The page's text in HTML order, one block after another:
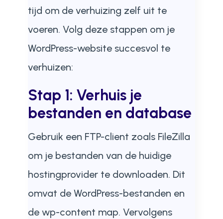
tijd om de verhuizing zelf uit te
voeren. Volg deze stappen om je
WordPress-website succesvol te
verhuizen:
Stap 1: Verhuis je
bestanden en database
Gebruik een FTP-client zoals FileZilla
om je bestanden van de huidige
hostingprovider te downloaden. Dit
omvat de WordPress-bestanden en
de wp-content map. Vervolgens